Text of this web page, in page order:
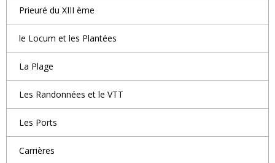
Prieuré du XIII ème
le Locum et les Plantées
La Plage
Les Randonnées et le VTT
Les Ports
Carrières